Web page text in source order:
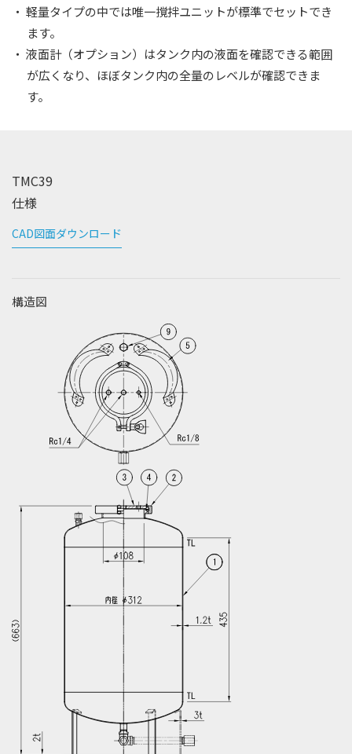
・ 軽量タイプの中では唯一撹拌ユニットが標準でセットでき
ます。
・ 液面計（オプション）はタンク内の液面を確認できる範囲
が広くなり、ほぼタンク内の全量のレベルが確認できま
す。
TMC39
仕様
CAD図面ダウンロード
構造図